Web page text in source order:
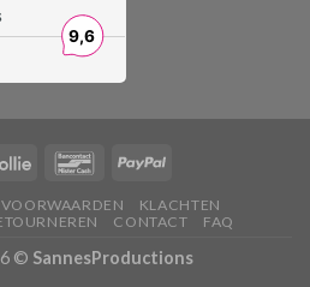
KLACHTEN
CONTACT FAQ
© SannesProductions